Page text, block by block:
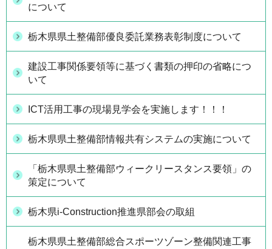
について
栃木県県土整備部優良委託業務表彰制度について
建設工事関係要領等に基づく書類の押印の省略につ
いて
ICT活用工事の現場見学会を実施します！！！
栃木県県土整備部情報共有システムの実施について
「栃木県県土整備部ウィークリースタンス要領」の
策定について
栃木県i-Construction推進県部会の取組
栃木県県土整備部総合スポーツゾーン整備関連工事